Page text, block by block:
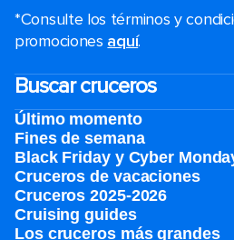
*Consulte los términos y
promociones aquí.
Buscar cruceros
Último momento
Fines de semana
Black Friday y Cyber
Cruceros de vacaciones
Cruceros 2025-2026
Cruising guides
Los cruceros más grandes